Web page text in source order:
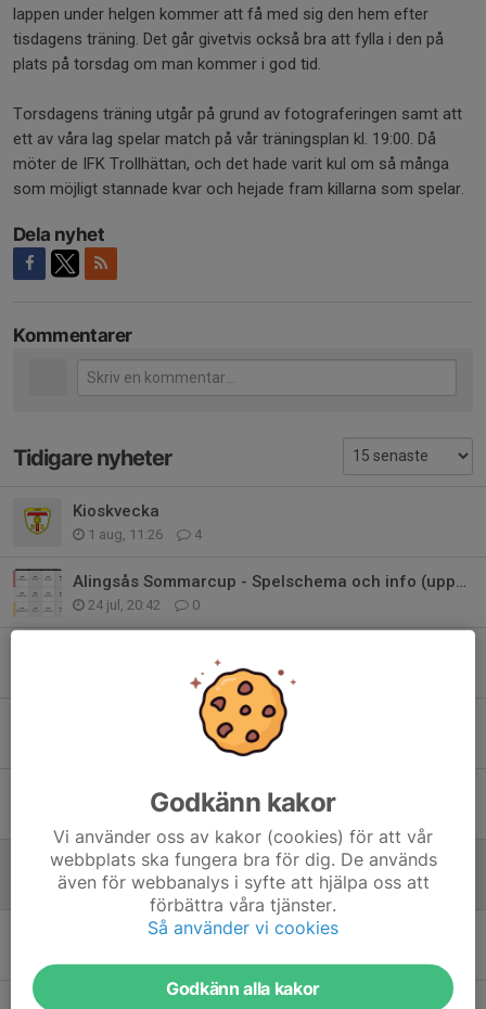
lappen under helgen kommer att få med sig den hem efter
tisdagens träning. Det går givetvis också bra att fylla i den på
plats på torsdag om man kommer i god tid.
Torsdagens träning utgår på grund av fotograferingen samt att
ett av våra lag spelar match på vår träningsplan kl. 19:00. Då
möter de IFK Trollhättan, och det hade varit kul om så många
som möjligt stannade kvar och hejade fram killarna som spelar.
Dela nyhet
Kommentarer
Tidigare nyheter
Kioskvecka
1 aug, 11:26 4
Alingsås Sommarcup - Spelschema och info (uppdaterad 260728)
24 jul, 20:42 0
0
Åse Viste Cup 13/6
20 maj, 12:35 0
Fotografering och inställd träning
17 maj, 14:30 0
Alingsås Sommarcup 8-9/8 – information
Godkänn kakor
Vi använder oss av kakor (cookies) för att vår
webbplats ska fungera bra för dig. De används
även för webbanalys i syfte att hjälpa oss att
förbättra våra tjänster.
Så använder vi cookies
Godkänn alla kakor